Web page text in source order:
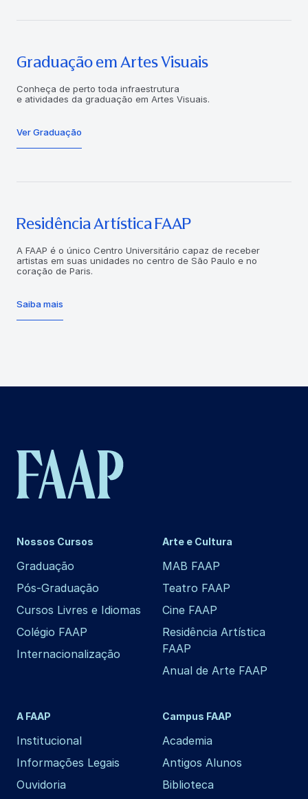
Graduação em Artes Visuais
Conheça de perto toda infraestrutura
e atividades da graduação em Artes Visuais.
Ver Graduação
Residência Artística FAAP
A FAAP é o único Centro Universitário capaz de receber
artistas em suas unidades no centro de São Paulo e no
coração de Paris.
Saiba mais
Nossos Cursos
Graduação
Pós-Graduação
Cursos Livres e Idiomas
Colégio FAAP
Internacionalização
Arte e Cultura
MAB FAAP
Teatro FAAP
Cine FAAP
Residência Artística
FAAP
Anual de Arte FAAP
A FAAP
Institucional
Informações Legais
Ouvidoria
Campus FAAP
Academia
Antigos Alunos
Biblioteca